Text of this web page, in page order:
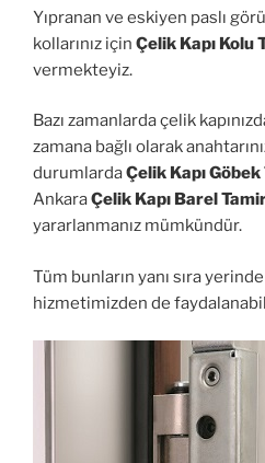
Yıpranan ve eskiyen paslı
kollarınız için Çelik Kapı Kolu
vermekteyiz.
Bazı zamanlarda çelik
zamana bağlı olarak
durumlardaÇelik Kapı
AnkaraÇelik Kapı Barel
yararlanmanız mümkündür.
Tüm bunların yanı sıra
hizmetimizden de